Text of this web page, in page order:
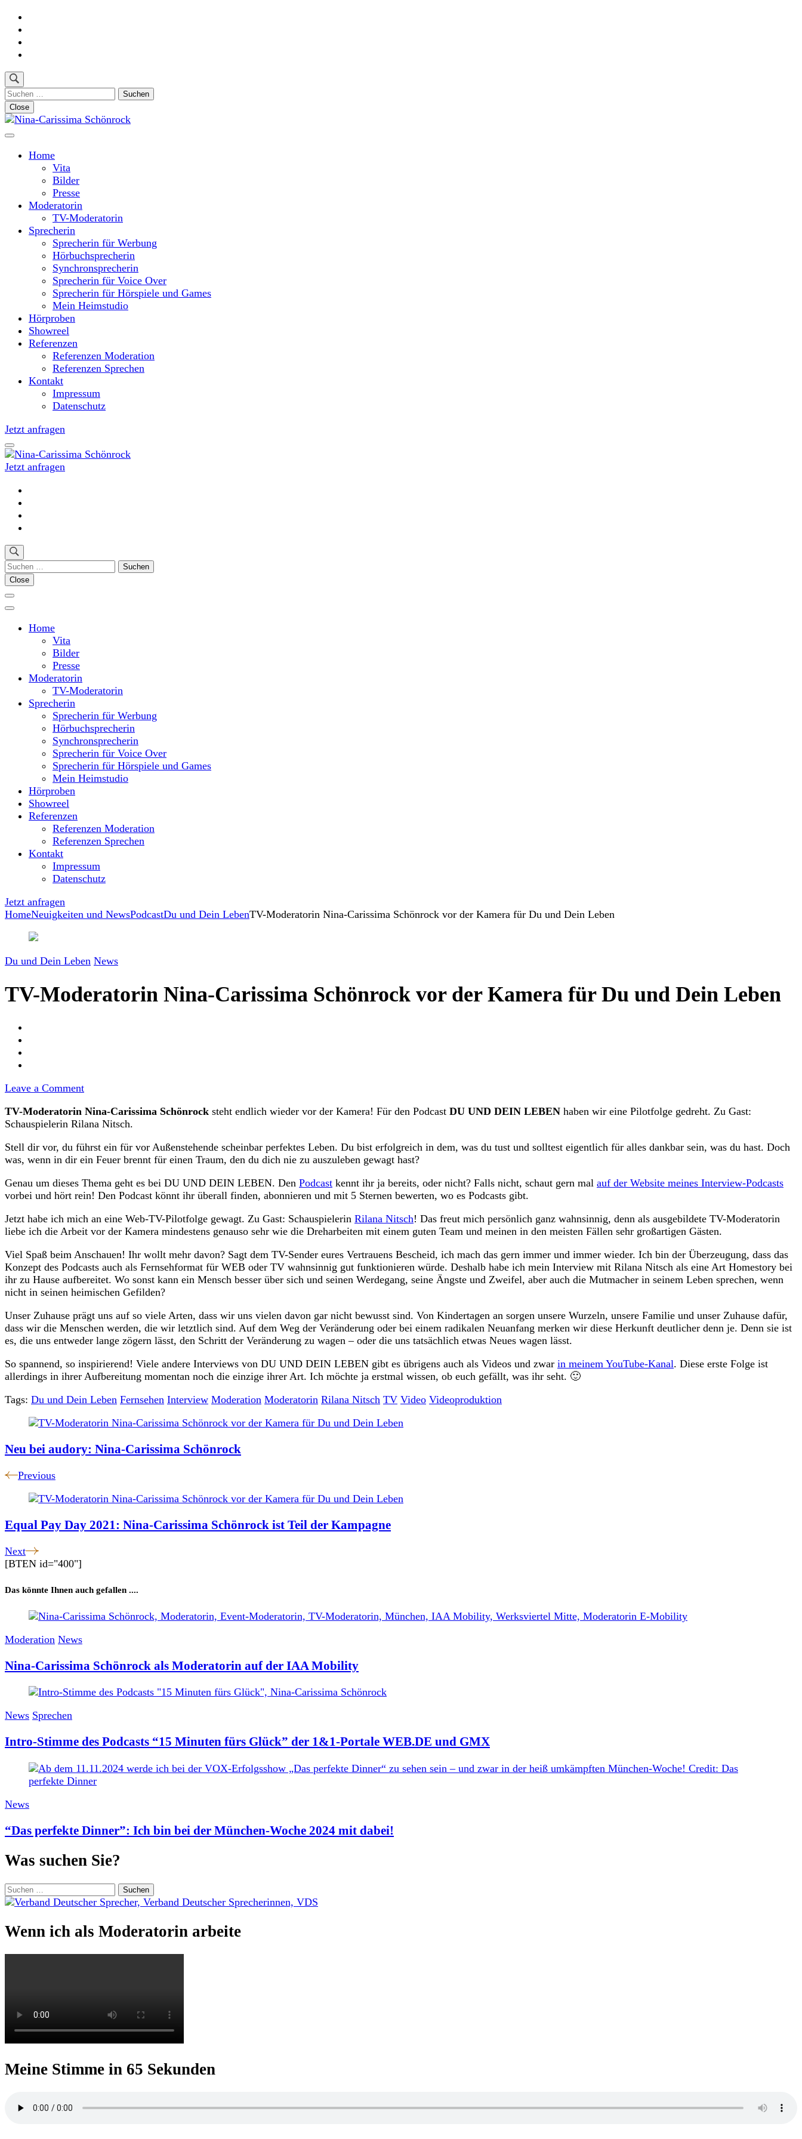
Skip
content
(Press
Suchen
nach:
Close
Nina-Carissima Schönrock
Home
Vita
Bilder
Presse
Moderatorin
TV-Moderatorin
Sprecherin
Sprecherin für Werbung
Hörbuchsprecherin
Synchronsprecherin
Sprecherin für Voice Over
Sprecherin für Hörspiele und Games
Mein Heimstudio
Hörproben
Showreel
Referenzen
Referenzen Moderation
Referenzen Sprechen
Kontakt
Impressum
Datenschutz
Jetzt anfragen
Nina-Carissima Schönrock
Jetzt anfragen
Suchen
nach:
Close
Home
Vita
Bilder
Presse
Moderatorin
TV-Moderatorin
Sprecherin
Sprecherin für Werbung
Hörbuchsprecherin
Synchronsprecherin
Sprecherin für Voice Over
Sprecherin für Hörspiele und Games
Mein Heimstudio
Hörproben
Showreel
Referenzen
Referenzen Moderation
Referenzen Sprechen
Kontakt
Impressum
Datenschutz
Jetzt anfragen
HomeNeuigkeiten und NewsPodcastDu und Dein LebenTV-Moderatorin Nina-Carissima Schönrock vor der Kamera für Du und Dein Leben
Du und Dein Leben News
TV-Moderatorin Nina-Carissima Schönrock vor der Kamera für Du und Dein Leben
Leave a Commenton
Moderatorin
Nina-
Schönrock
vor
Kamera
für
Du
und
Dein
Leben
TV-Moderatorin Nina-Carissima Schönrock steht endlich wieder vor der Kamera! Für den Podcast DU UND DEIN LEBEN haben wir eine Pilotfolge gedreht. Zu Gast:
Schauspielerin Rilana Nitsch.
Stell dir vor, du führst ein für vor Außenstehende scheinbar perfektes Leben. Du bist erfolgreich in dem, was du tust und solltest eigentlich für alles dankbar sein, was du hast. Doch
was, wenn in dir ein Feuer brennt für einen Traum, den du dich nie zu auszuleben gewagt hast?
Genau um dieses Thema geht es bei DU UND DEIN LEBEN. Den Podcast kennt ihr ja bereits, oder nicht? Falls nicht, schaut gern mal auf der Website meines Interview-Podcasts
vorbei und hört rein! Den Podcast könnt ihr überall finden, abonnieren und mit 5 Sternen bewerten, wo es Podcasts gibt.
Jetzt habe ich mich an eine Web-TV-Pilotfolge gewagt. Zu Gast: Schauspielerin Rilana Nitsch! Das freut mich persönlich ganz wahnsinnig, denn als ausgebildete TV-Moderatorin
liebe ich die Arbeit vor der Kamera mindestens genauso sehr wie die Dreharbeiten mit einem guten Team und meinen in den meisten Fällen sehr großartigen Gästen.
Viel Spaß beim Anschauen! Ihr wollt mehr davon? Sagt dem TV-Sender eures Vertrauens Bescheid, ich mach das gern immer und immer wieder. Ich bin der Überzeugung, dass das
Konzept des Podcasts auch als Fernsehformat für WEB oder TV wahnsinnig gut funktionieren würde. Deshalb habe ich mein Interview mit Rilana Nitsch als eine Art Homestory bei
ihr zu Hause aufbereitet. Wo sonst kann ein Mensch besser über sich und seinen Werdegang, seine Ängste und Zweifel, aber auch die Mutmacher in seinem Leben sprechen, wenn
nicht in seinen heimischen Gefilden?
Unser Zuhause prägt uns auf so viele Arten, dass wir uns vielen davon gar nicht bewusst sind. Von Kindertagen an sorgen unsere Wurzeln, unsere Familie und unser Zuhause dafür,
dass wir die Menschen werden, die wir letztlich sind. Auf dem Weg der Veränderung oder bei einem radikalen Neuanfang merken wir diese Herkunft deutlicher denn je. Denn sie ist
es, die uns entweder lange zögern lässt, den Schritt der Veränderung zu wagen – oder die uns tatsächlich etwas Neues wagen lässt.
So spannend, so inspirierend! Viele andere Interviews von DU UND DEIN LEBEN gibt es übrigens auch als Videos und zwar in meinem YouTube-Kanal. Diese erste Folge ist
allerdings in ihrer Aufbereitung momentan noch die einzige ihrer Art. Ich möchte ja erstmal wissen, ob euch gefällt, was ihr seht. 🙂
Tags: Du und Dein Leben Fernsehen Interview Moderation Moderatorin Rilana Nitsch TV Video Videoproduktion
Post
Navigation
Neu bei audory: Nina-Carissima Schönrock
Previous
Equal Pay Day 2021: Nina-Carissima Schönrock ist Teil der Kampagne
Next
[BTEN id="400"]
Das könnte Ihnen auch gefallen ....
Moderation News
Nina-Carissima Schönrock als Moderatorin auf der IAA Mobility
News Sprechen
Intro-Stimme des Podcasts “15 Minuten fürs Glück” der 1&1-Portale WEB.DE und GMX
News
“Das perfekte Dinner”: Ich bin bei der München-Woche 2024 mit dabei!
Was suchen Sie?
Suchen
nach:
Wenn ich als Moderatorin arbeite
Meine Stimme in 65 Sekunden